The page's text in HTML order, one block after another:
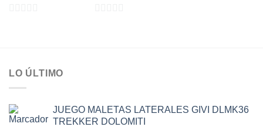
LO ÚLTIMO
JUEGO MALETAS LATERALES GIVI DLMK36
TREKKER DOLOMITI